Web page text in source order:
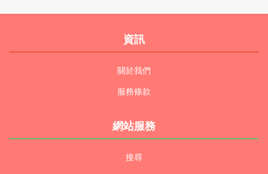
資訊
關於我們
服務條款
網站服務
搜尋